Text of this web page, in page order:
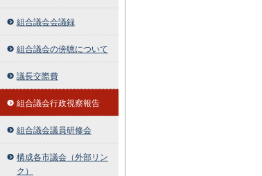
組合議会会議録
組合議会の傍聴について
議長交際費
組合議会行政視察報告
組合議会議員研修会
構成各市議会（外部リン
ク）